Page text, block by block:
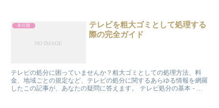
未分類
テレビを粗大ゴミとして処理する
際の完全ガイド
テレビの処分に困っていませんか？粗大ゴミとしての処理方法、料
金、地域ごとの規定など、テレビの処分に関するあらゆる情報を網羅
したこの記事が、あなたの疑問に答えます。 テレビ処分の基本 - 粗